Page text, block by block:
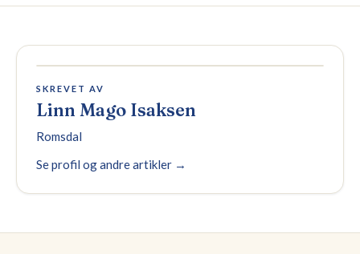
SKREVET AV
Linn Mago Isaksen
Romsdal
Se profil og andre artikler →